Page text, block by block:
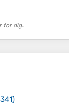
for dig.
)